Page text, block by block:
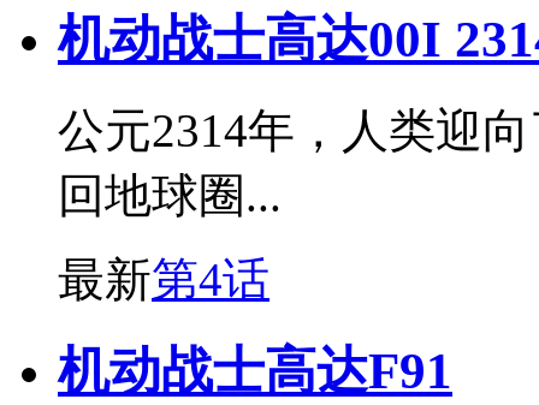
机动战士高达00I
公元2314年，人类迎
回地球圈...
最新第4话
机动战士高达F91